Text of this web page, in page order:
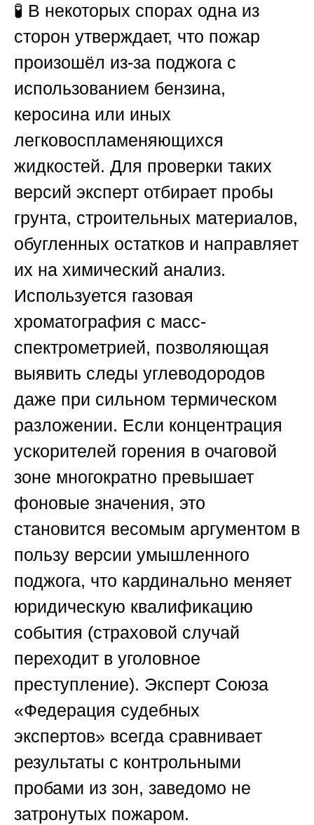
🧪 В некоторых спорах одна из
сторон утверждает, что пожар
произошёл из-за поджога с
использованием бензина,
керосина или иных
легковоспламеняющихся
жидкостей. Для проверки таких
версий эксперт отбирает пробы
грунта, строительных материалов,
обугленных остатков и направляет
их на химический анализ.
Используется газовая
хроматография с масс-
спектрометрией, позволяющая
выявить следы углеводородов
даже при сильном термическом
разложении. Если концентрация
ускорителей горения в очаговой
зоне многократно превышает
фоновые значения, это
становится весомым аргументом в
пользу версии умышленного
поджога, что кардинально меняет
юридическую квалификацию
события (страховой случай
переходит в уголовное
преступление). Эксперт Союза
«Федерация судебных
экспертов» всегда сравнивает
результаты с контрольными
пробами из зон, заведомо не
затронутых пожаром.